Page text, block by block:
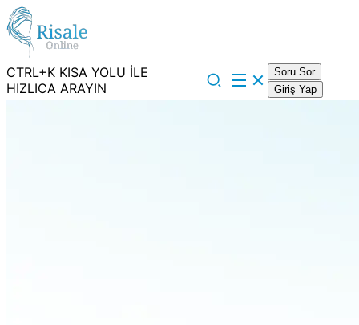
CTRL+K KISA YOLU İLE
HIZLICA ARAYIN
Soru Sor
Giriş Yap